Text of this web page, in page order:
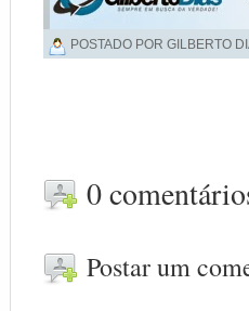
POSTADO POR GILBERTO
0
Postar um